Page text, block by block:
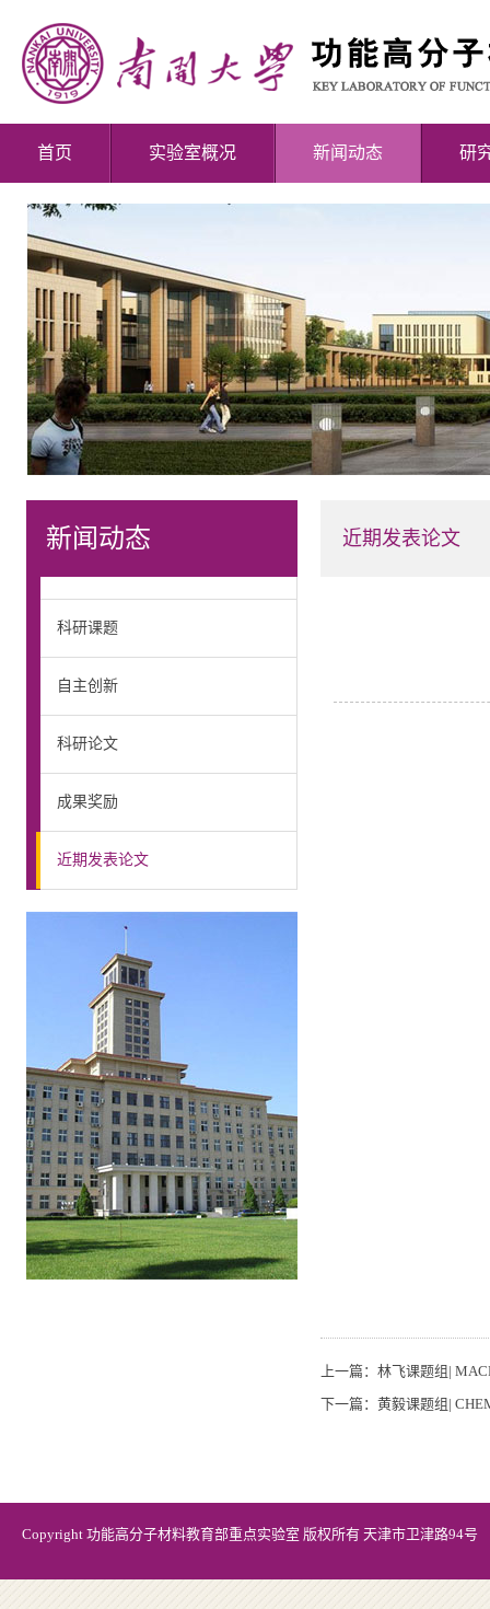
首页 实验室概况 新闻动态 研
新闻动态
科研课题
自主创新
科研论文
成果奖励
近期发表论文
近期发表论文
上一篇： 林飞课题组|
下一篇： 黄毅课题组|
Copyright 功能高分子材料教育部重点实验室 版权所有 天津市卫津路94号